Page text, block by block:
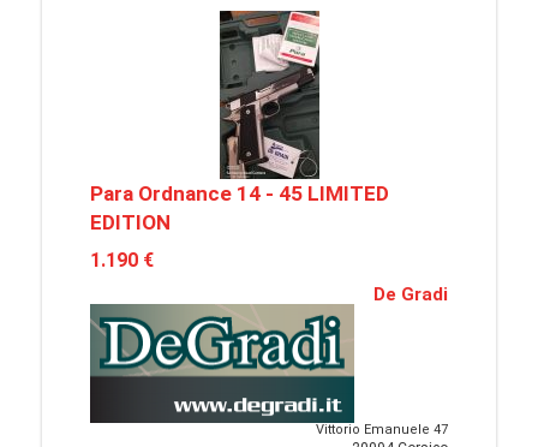
Para Ordnance 14 - 45 LIMITED
EDITION
1.190 €
De Gradi
Vittorio Emanuele 47